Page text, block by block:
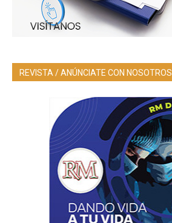
REVISTA / ANÚNCIATE CON NOSOTROS